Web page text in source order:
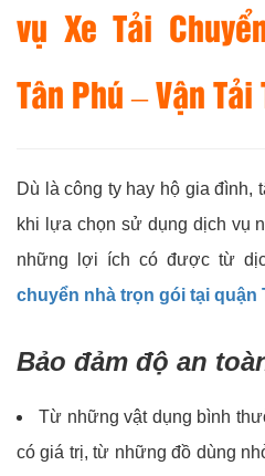
vụ Xe Tải
Tân Phú – Vận
Dù là công ty hay hộ gia
khi lựa chọn sử dụng dịch vụ
những lợi ích có được từ
chuyển nhà trọn gói tại quận
Bảo đảm độ an
Từ những vật dụng bình
có giá trị, từ những đồ dùng